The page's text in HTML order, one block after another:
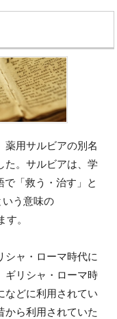
薬用サルビアの別名
た。サルビアは、学
で「救う・治す」と
いう意味の
す。
シャ・ローマ時代に
ギリシャ・ローマ時
などに利用されてい
から利用されていた